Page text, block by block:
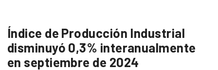
Índice de Producción Industrial
disminuyó 0,3% interanualmente
en septiembre de 2024